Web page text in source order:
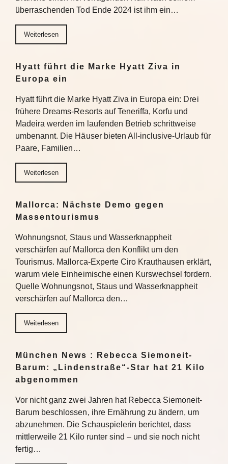
überraschenden Tod Ende 2024 ist ihm ein…
Weiterlesen
Hyatt führt die Marke Hyatt Ziva in
Europa ein
Hyatt führt die Marke Hyatt Ziva in Europa ein: Drei
frühere Dreams-Resorts auf Teneriffa, Korfu und
Madeira werden im laufenden Betrieb schrittweise
umbenannt. Die Häuser bieten All-inclusive-Urlaub für
Paare, Familien…
Weiterlesen
Mallorca: Nächste Demo gegen
Massentourismus
Wohnungsnot, Staus und Wasserknappheit
verschärfen auf Mallorca den Konflikt um den
Tourismus. Mallorca-Experte Ciro Krauthausen erklärt,
warum viele Einheimische einen Kurswechsel fordern.
Quelle Wohnungsnot, Staus und Wasserknappheit
verschärfen auf Mallorca den…
Weiterlesen
München News : Rebecca Siemoneit-
Barum: „Lindenstraße“-Star hat 21 Kilo
abgenommen
Vor nicht ganz zwei Jahren hat Rebecca Siemoneit-
Barum beschlossen, ihre Ernährung zu ändern, um
abzunehmen. Die Schauspielerin berichtet, dass
mittlerweile 21 Kilo runter sind – und sie noch nicht
fertig…